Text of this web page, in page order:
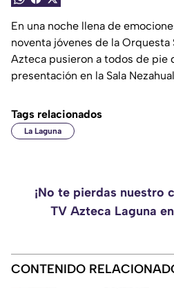
En una noche llena de
noventa jóvenes de la Orquesta
Azteca pusieron a todos de pie
presentación en la Sala
Tags relacionados
La Laguna
¡No te pierdas nuestro
TV Azteca Laguna
CONTENIDO